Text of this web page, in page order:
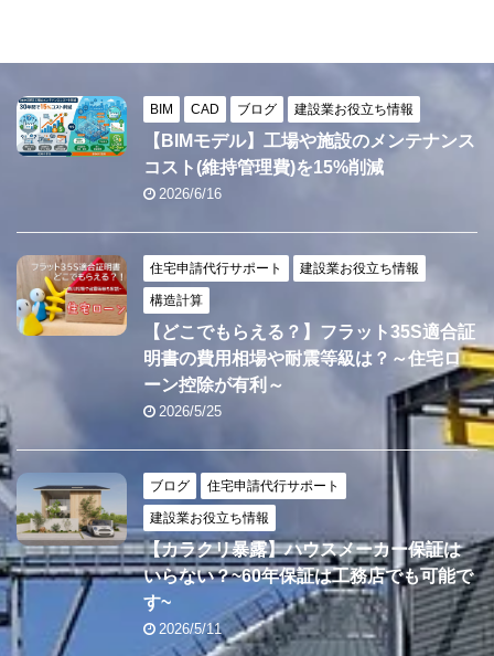
BIM CAD ブログ 建設業お役立ち情報
【BIMモデル】工場や施設のメンテナンス
コスト(維持管理費)を15%削減
2026/6/16
住宅申請代行サポート 建設業お役立ち情報
構造計算
【どこでもらえる？】フラット35S適合証
明書の費用相場や耐震等級は？～住宅ロ
ーン控除が有利～
2026/5/25
ブログ 住宅申請代行サポート
建設業お役立ち情報
【カラクリ暴露】ハウスメーカー保証は
いらない？~60年保証は工務店でも可能で
す~
2026/5/11